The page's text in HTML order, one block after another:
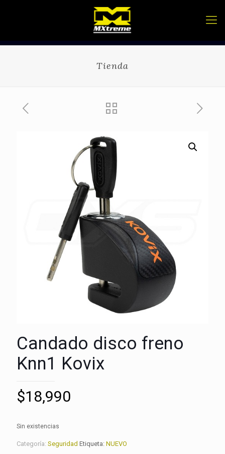
Tienda
Candado disco freno
Knn1 Kovix
$18,990
Sin existencias
Categoría: Seguridad Etiqueta: NUEVO